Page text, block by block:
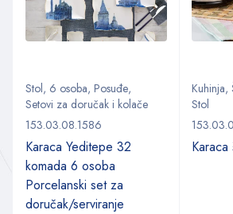
Stol, 6 osoba, Posuđe,
Setovi za doručak i kolače
153.03.08.1586
Karaca Yeditepe 32
komada 6 osoba
Porcelanski set za
doručak/serviranje
Kuhinja,
Stol